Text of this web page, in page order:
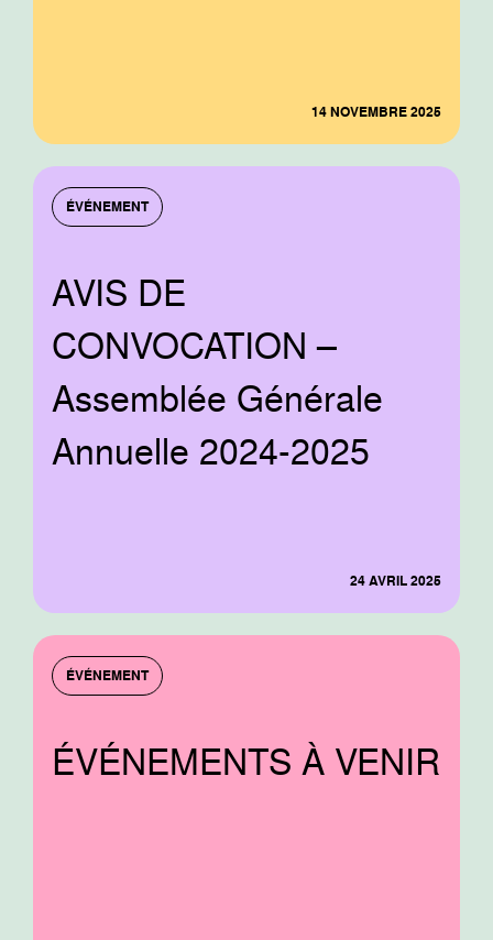
14 NOVEMBRE 2025
ÉVÉNEMENT
AVIS DE
CONVOCATION –
Assemblée Générale
Annuelle 2024-2025
24 AVRIL 2025
ÉVÉNEMENT
ÉVÉNEMENTS À VENIR